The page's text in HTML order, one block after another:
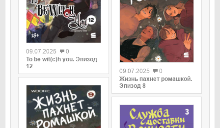
0
09.07.2025
0
To be wit(c)h you. Эпизод
12
0
09.07.2025
0
Жизнь пахнет ромашкой.
Эпизод 8